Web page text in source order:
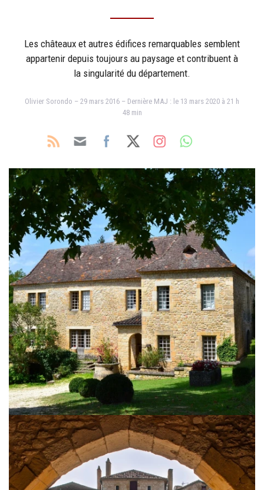
Les châteaux et autres édifices remarquables semblent
appartenir depuis toujours au paysage et contribuent à
la singularité du département.
Olivier Sorondo – 29 mars 2016 – Dernière MAJ : le 13 mars 2020 à 21 h
48 min